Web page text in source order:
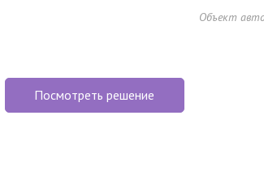
Объект
Посмотреть решение